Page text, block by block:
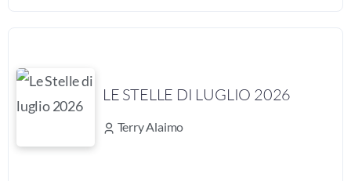
LE STELLE DI LUGLIO 2026
Terry Alaimo